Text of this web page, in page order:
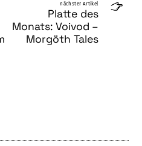
nächster Artikel
Platte des
Monats: Voivod –
Morgöth Tales